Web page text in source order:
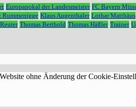
Europapokal der Landesmeister FC Bayern
Rummenigge Klaus Augenthaler Lothar Matthäus
Thomas Berthold Thomas Häßler Trainer
ohne Änderung der Cookie-